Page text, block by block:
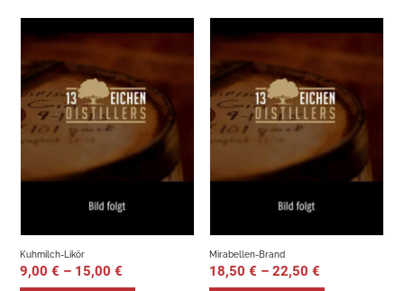
Kuhmilch-Likör
9,00€ – 15,00€
Mirabellen-Brand
18,50€ –22,50€